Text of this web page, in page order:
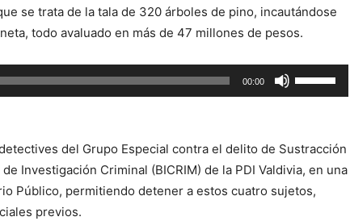
se trata de la tala de 320 árboles de pino, incautándose
todo avaluado en más de 47 millones de pesos.
00:00
las
flecha
arriba/abajo
para
del Grupo Especial contra el delito de Sustracción
Investigación Criminal (BICRIM) de la PDI Valdivia, en una
Público, permitiendo detener a estos cuatro sujetos,
previos.